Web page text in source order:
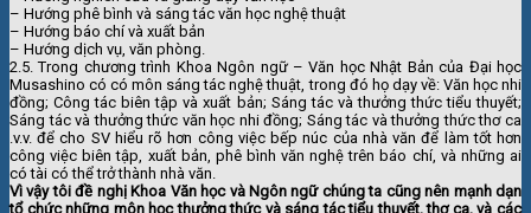
– Hướng phê bình và sáng tác văn học nghệ thuật
– Hướng báo chí và xuất bản
– Hướng dịch vụ, văn phòng.
2.5. Trong chương trình Khoa Ngôn ngữ – Văn học Nhật Bản của Đại học
Musashino có có môn sáng tác nghệ thuật, trong đó họ dạy về: Văn học nhi
đồng; Công tác biên tập và xuất bản; Sáng tác và thưởng thức tiểu thuyết;
Sáng tác và thưởng thức văn học nhi đồng; Sáng tác và thưởng thức thơ ca
.v.v. để cho SV hiểu rõ hơn công việc bếp núc của nhà văn để làm tốt hơn
công việc biên tập, xuất bản, phê bình văn nghệ trên báo chí, và những ai
có tài có thể trở thành nhà văn.
Vì vậy tôi đề nghị Khoa Văn học và Ngôn ngữ chúng ta cũng nên mạnh dạn
tổ chức những môn học thưởng thức và sáng tác tiểu thuyết, thơ ca, và các